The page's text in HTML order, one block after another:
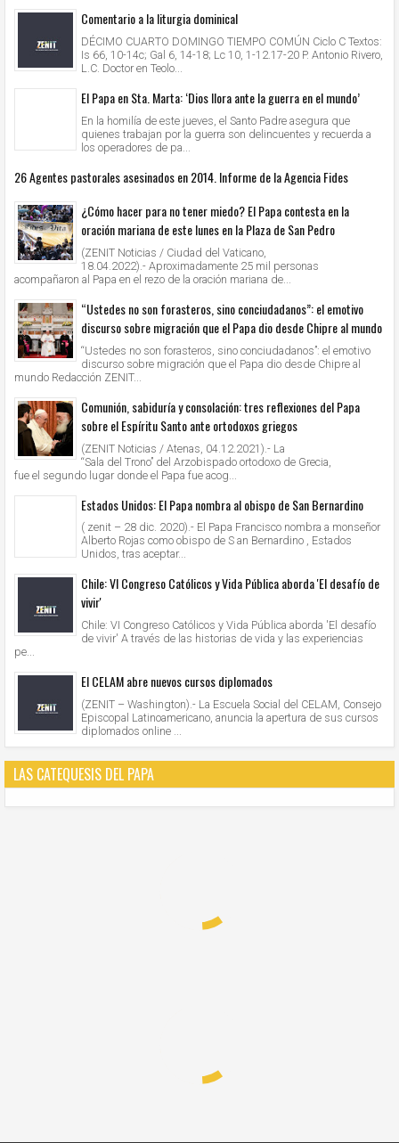
Comentario a la liturgia dominical
DÉCIMO CUARTO DOMINGO TIEMPO COMÚN Ciclo C Textos:
Is 66, 10-14c; Gal 6, 14-18; Lc 10, 1-12.17-20 P. Antonio Rivero,
L.C. Doctor en Teolo...
El Papa en Sta. Marta: ‘Dios llora ante la guerra en el mundo’
En la homilía de este jueves, el Santo Padre asegura que
quienes trabajan por la guerra son delincuentes y recuerda a
los operadores de pa...
26 Agentes pastorales asesinados en 2014. Informe de la Agencia Fides
¿Cómo hacer para no tener miedo? El Papa contesta en la
oración mariana de este lunes en la Plaza de San Pedro
(ZENIT Noticias / Ciudad del Vaticano,
18.04.2022).- Aproximadamente 25 mil personas
acompañaron al Papa en el rezo de la oración mariana de...
“Ustedes no son forasteros, sino conciudadanos”: el emotivo
discurso sobre migración que el Papa dio desde Chipre al mundo
“Ustedes no son forasteros, sino conciudadanos”: el emotivo
discurso sobre migración que el Papa dio desde Chipre al
mundo Redacción ZENIT...
Comunión, sabiduría y consolación: tres reflexiones del Papa
sobre el Espíritu Santo ante ortodoxos griegos
(ZENIT Noticias / Atenas, 04.12.2021).- La
“Sala del Trono” del Arzobispado ortodoxo de Grecia,
fue el segundo lugar donde el Papa fue acog...
Estados Unidos: El Papa nombra al obispo de San Bernardino
( zenit – 28 dic. 2020).- El Papa Francisco nombra a monseñor
Alberto Rojas como obispo de S an Bernardino , Estados
Unidos, tras aceptar...
Chile: VI Congreso Católicos y Vida Pública aborda 'El desafío de
vivir'
Chile: VI Congreso Católicos y Vida Pública aborda 'El desafío
de vivir' A través de las historias de vida y las experiencias
pe...
El CELAM abre nuevos cursos diplomados
(ZENIT – Washington).- La Escuela Social del CELAM, Consejo
Episcopal Latinoamericano, anuncia la apertura de sus cursos
diplomados online ...
LAS CATEQUESIS DEL PAPA